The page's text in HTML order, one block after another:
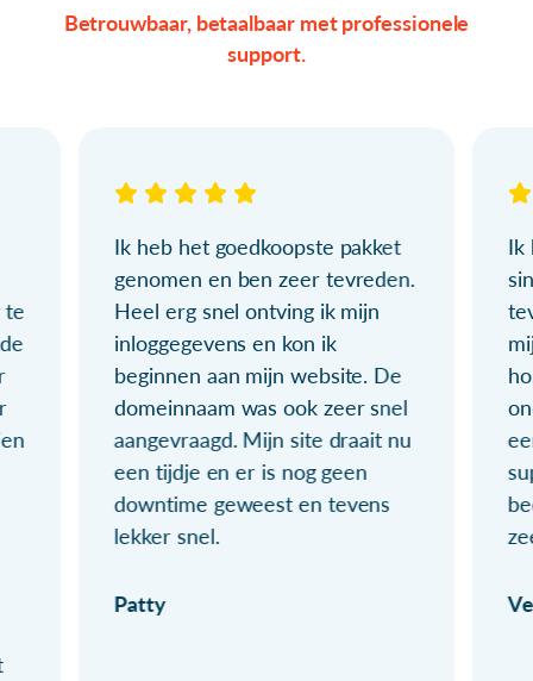
Betrouwbaar, betaalbaar met professionele
support.
te
Ik heb het goedkoopste pakket
genomen en ben zeer tevreden.
Heel erg snel ontving ik mijn
inloggegevens en kon ik
beginnen aan mijn website. De
domeinnaam was ook zeer snel
aangevraagd. Mijn site draait nu
een tijdje en er is nog geen
downtime geweest en tevens
lekker snel.
Patty
Ik